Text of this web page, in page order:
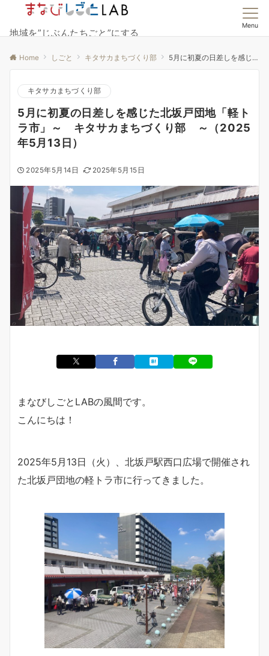
地域を”じぶんたちごと”にする
Menu
Home しごと キタサカまちづくり部 5月に初夏の日差しを感じた北坂戸団地「軽トラ市」～ キタサカまちづくり部 ～（2025年5月13日）
キタサカまちづくり部
5月に初夏の日差しを感じた北坂戸団地「軽ト
ラ市」～ キタサカまちづくり部 ～（2025
年5月13日）
2025年5月14日 2025年5月15日
まなびしごとLABの風間です。
こんにちは！
2025年5月13日（火）、北坂戸駅西口広場で開催され
た北坂戸団地の軽トラ市に行ってきました。